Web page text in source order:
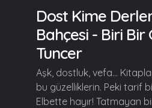
Dost Kime
Bahçesi - Biri Bir
Tuncer
Aşk, dostluk, vefa...
bu güzelliklerin. Peki tarif
Elbette hayır! Tatmayan